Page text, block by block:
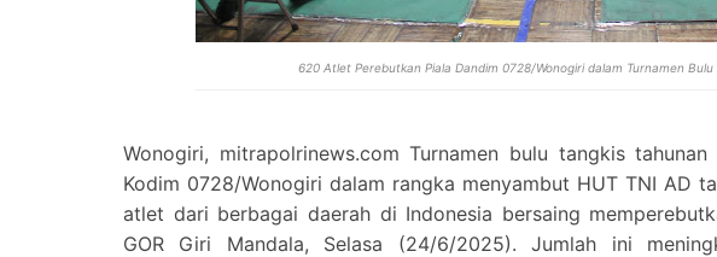
620 Atlet Perebutkan Piala Dandim 0728/Wonogiri dalam Turnamen Bulu
Wonogiri, mitrapolrinews.com Turnamen bulu tangkis
Kodim 0728/Wonogiri dalam rangka menyambut HUT TNI AD
atlet dari berbagai daerah di Indonesia bersaing
GOR Giri Mandala, Selasa (24/6/2025). Jumlah ini